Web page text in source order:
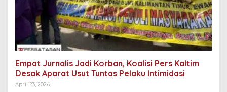
Empat Jurnalis Jadi Korban, Koalisi Pers Kaltim
Desak Aparat Usut Tuntas Pelaku Intimidasi
April 23, 2026